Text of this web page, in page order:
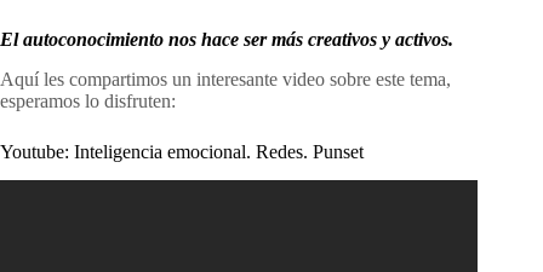
El autoconocimiento nos hace ser más creativos y activos.
Aquí les compartimos un interesante video sobre este tema,
esperamos lo disfruten:
Youtube: Inteligencia emocional. Redes. Punset